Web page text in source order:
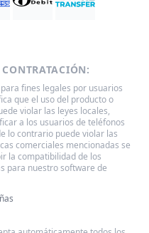
fines legales por usuarios
que el uso del producto o
violar las leyes locales,
a los usuarios de teléfonos
lo contrario puede violar las
comerciales mencionadas se
la compatibilidad de los
para nuestro software de